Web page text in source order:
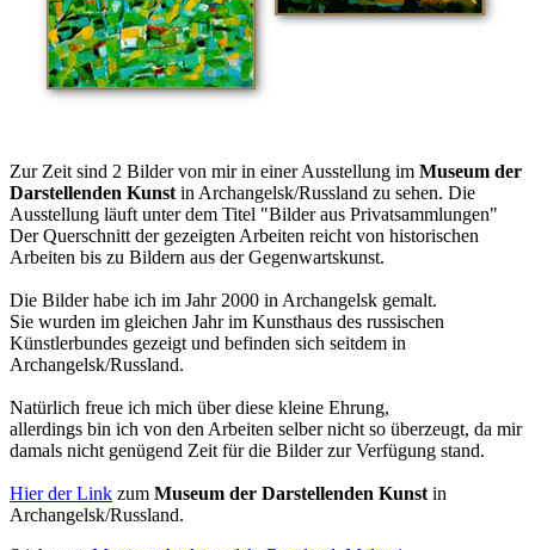
Zur Zeit sind 2 Bilder von mir in einer Ausstellung im Museum der
Darstellenden Kunst in Archangelsk/Russland zu sehen. Die
Ausstellung läuft unter dem Titel "Bilder aus Privatsammlungen"
Der Querschnitt der gezeigten Arbeiten reicht von historischen
Arbeiten bis zu Bildern aus der Gegenwartskunst.
Die Bilder habe ich im Jahr 2000 in Archangelsk gemalt.
Sie wurden im gleichen Jahr im Kunsthaus des russischen
Künstlerbundes gezeigt und befinden sich seitdem in
Archangelsk/Russland.
Natürlich freue ich mich über diese kleine Ehrung,
allerdings bin ich von den Arbeiten selber nicht so überzeugt, da mir
damals nicht genügend Zeit für die Bilder zur Verfügung stand.
Hier der Link zum Museum der Darstellenden Kunst in
Archangelsk/Russland.